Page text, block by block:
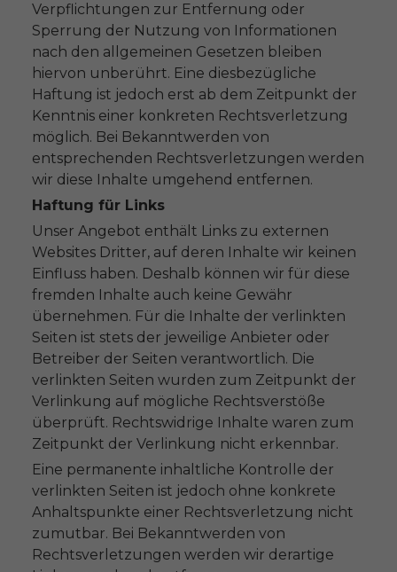
Verpflichtungen zur Entfernung oder
Sperrung der Nutzung von Informationen
nach den allgemeinen Gesetzen bleiben
hiervon unberührt. Eine diesbezügliche
Haftung ist jedoch erst ab dem Zeitpunkt der
Kenntnis einer konkreten Rechtsverletzung
möglich. Bei Bekanntwerden von
entsprechenden Rechtsverletzungen werden
wir diese Inhalte umgehend entfernen.
Haftung für Links
Unser Angebot enthält Links zu externen
Websites Dritter, auf deren Inhalte wir keinen
Einfluss haben. Deshalb können wir für diese
fremden Inhalte auch keine Gewähr
übernehmen. Für die Inhalte der verlinkten
Seiten ist stets der jeweilige Anbieter oder
Betreiber der Seiten verantwortlich. Die
verlinkten Seiten wurden zum Zeitpunkt der
Verlinkung auf mögliche Rechtsverstöße
überprüft. Rechtswidrige Inhalte waren zum
Zeitpunkt der Verlinkung nicht erkennbar.
Eine permanente inhaltliche Kontrolle der
verlinkten Seiten ist jedoch ohne konkrete
Anhaltspunkte einer Rechtsverletzung nicht
zumutbar. Bei Bekanntwerden von
Rechtsverletzungen werden wir derartige